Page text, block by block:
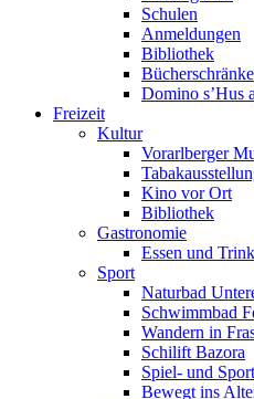
Schulen
Anmeldungen
Bibliothek
Bücherschränke
Domino s’Hus
Freizeit
Kultur
Vorarlberger
Kino vor Ort
Bibliothek
Gastronomie
Essen und
Sport
Naturbad
Schwimmbad
Wandern in
Schilift Bazora
Spiel- und
Bewegt ins